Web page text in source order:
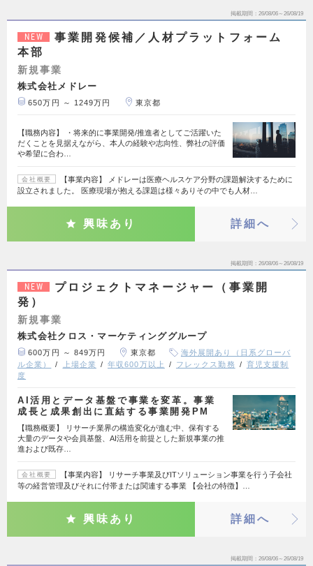
掲載期間 26/08/06～26/08/19
NEW
事業開発候補／人材プラットフォーム
本部
新規事業
株式会社メドレー
650万円 ～ 1249万円 東京都
【職務内容】 ・将来的に事業開発/推進者としてご活躍いた
だくことを見据えながら、本人の経験や志向性、弊社の評価
や希望に合わ…
会社概要
【事業内容】 メドレーは医療ヘルスケア分野の課題解決するために
設立されました。 医療現場が抱える課題は様々ありその中でも人材…
興味あり 詳細へ
掲載期間 26/08/06～26/08/19
NEW
プロジェクトマネージャー（事業開
発）
新規事業
株式会社クロス・マーケティンググループ
600万円 ～ 849万円 東京都
海外展開あり（日系グローバ
ル企業）
上場企業 年収600万以上 フレックス勤務
育児支援制
度
AI活用とデータ基盤で事業を変革。事業
成長と成果創出に直結する事業開発PM
【職務概要】 リサーチ業界の構造変化が進む中、保有する
大量のデータや会員基盤、AI活用を前提とした新規事業の推
進および既存…
会社概要
【事業内容】 リサーチ事業及びITソリューション事業を行う子会社
等の経営管理及びそれに付帯または関連する事業 【会社の特徴】…
興味あり 詳細へ
掲載期間 26/08/06～26/08/19